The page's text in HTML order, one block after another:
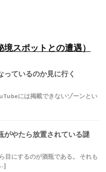
スポットとの遭遇）
ているのか見に行く
には掲載できないゾーンとい
がやたら放置されている謎
目にするのが酒瓶である。 それも